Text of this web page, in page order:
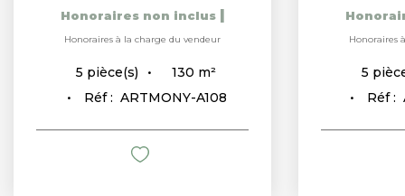
Honoraires non inclus |
Honoraires à la charge du vendeur
5 pièce(s) 130 m²
Réf : ARTMONY-A108
Honoraires
5
Réf :